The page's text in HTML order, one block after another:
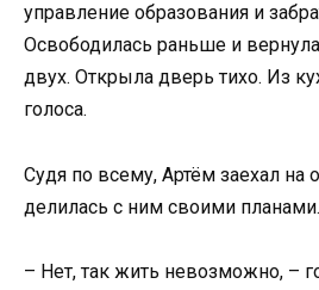
управление образования и
Освободилась раньше и
двух. Открыла дверь тихо. Из
голоса.
Судя по всему, Артём заехал на
делилась с ним своими планами.
– Нет, так жить невозможно, –